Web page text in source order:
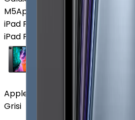
M5Apple iPad (7. Nesil)Samsung
iPad Pro 13" (7. Nesil) Samsung
iPad Pro 11"
Apple iPad Pro 12.9" (4. Nesil) 1
Grisi